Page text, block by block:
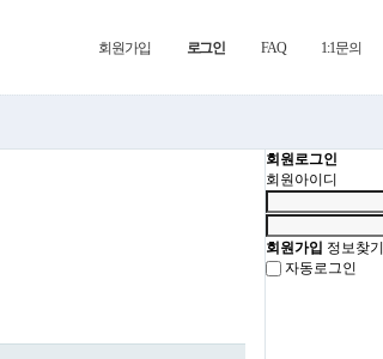
회원가입 로그인 FAQ 1:1문의
회원로그인
회원아이디
회원가입 정보찾기
자동로그인